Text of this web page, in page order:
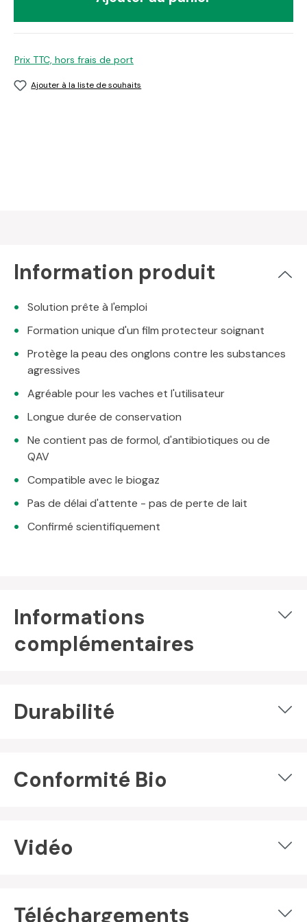
Prix TTC, hors frais de port
Ajouter à la liste de souhaits
Information produit
Solution prête à l'emploi
Formation unique d'un film protecteur soignant
Protège la peau des onglons contre les substances
agressives
Agréable pour les vaches et l'utilisateur
Longue durée de conservation
Ne contient pas de formol, d'antibiotiques ou de
QAV
Compatible avec le biogaz
Pas de délai d'attente - pas de perte de lait
Confirmé scientifiquement
Informations
complémentaires
Durabilité
Conformité Bio
Vidéo
Téléchargements